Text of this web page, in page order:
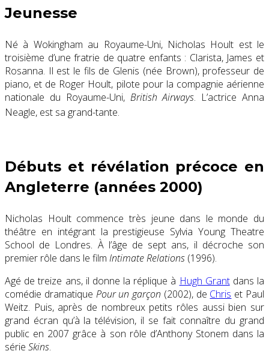
Jeunesse
Né à Wokingham au Royaume-Uni, Nicholas Hoult est le
troisième d’une fratrie de quatre enfants : Clarista, James et
Rosanna. Il est le fils de Glenis (née Brown), professeur de
piano, et de Roger Hoult, pilote pour la compagnie aérienne
nationale du Royaume-Uni, British Airways. L’actrice Anna
Neagle, est sa grand-tante.
Débuts et révélation précoce en
Angleterre (années 2000)
Nicholas Hoult commencetrès jeune dans le monde du
théâtre en intégrant la prestigieuse Sylvia Young Theatre
School de Londres. À l’âge de sept ans, il décroche son
premier rôle dans le film Intimate Relations (1996).
Agé de treize ans, il donne la réplique à Hugh Grantdans la
comédie dramatique Pour un garçon (2002), de Chris et Paul
Weitz. Puis, après de nombreux petits rôles aussi bien sur
grand écran qu’à la télévision, il se fait connaître du grand
public en 2007 grâce à son rôle d’Anthony Stonem dans la
série Skins.